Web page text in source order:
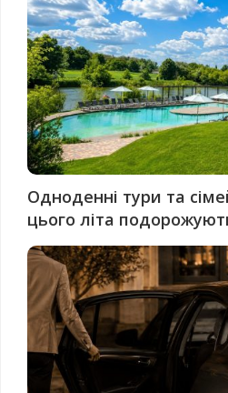
Одноденні тури та
цього літа